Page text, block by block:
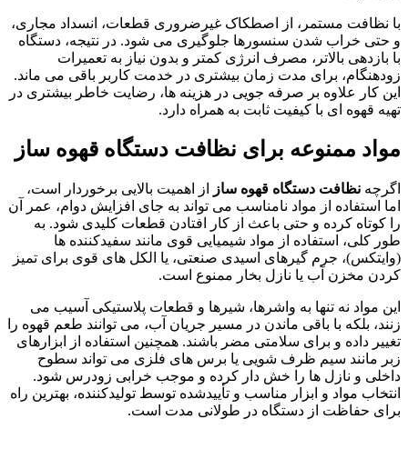
با نظافت مستمر، از اصطکاک غیرضروری قطعات، انسداد مجاری،
و حتی خراب شدن سنسورها جلوگیری می شود. در نتیجه، دستگاه
با بازدهی بالاتر، مصرف انرژی کمتر و بدون نیاز به تعمیرات
زودهنگام، برای مدت زمان بیشتری در خدمت کاربر باقی می ماند.
این کار علاوه بر صرفه جویی در هزینه ها، رضایت خاطر بیشتری در
تهیه قهوه ای با کیفیت ثابت به همراه دارد.
مواد ممنوعه برای نظافت دستگاه قهوه ساز
اگرچه نظافت دستگاه قهوه ساز
از اهمیت بالایی برخوردار است،
اما استفاده از مواد نامناسب می تواند به جای افزایش دوام، عمر آن
را کوتاه کرده و حتی باعث از کار افتادن قطعات کلیدی شود. به
طور کلی، استفاده از مواد شیمیایی قوی مانند سفیدکننده ها
(وایتکس)، جرم گیرهای اسیدی صنعتی، یا الکل های قوی برای تمیز
کردن مخزن آب یا نازل بخار ممنوع است.
این مواد نه تنها به واشرها، شیرها و قطعات پلاستیکی آسیب می
زنند، بلکه با باقی ماندن در مسیر جریان آب، می توانند طعم قهوه را
تغییر داده و برای سلامتی مضر باشند. همچنین استفاده از ابزارهای
زبر مانند سیم ظرف شویی یا برس های فلزی می تواند سطوح
داخلی و نازل ها را خش دار کرده و موجب خرابی زودرس شود.
انتخاب مواد و ابزار مناسب و تأییدشده توسط تولیدکننده، بهترین راه
برای حفاظت از دستگاه در طولانی مدت است.